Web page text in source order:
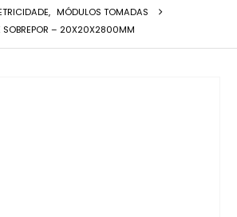
, MÓDULOS TOMADAS
SOBREPOR – 20X20X2800MM